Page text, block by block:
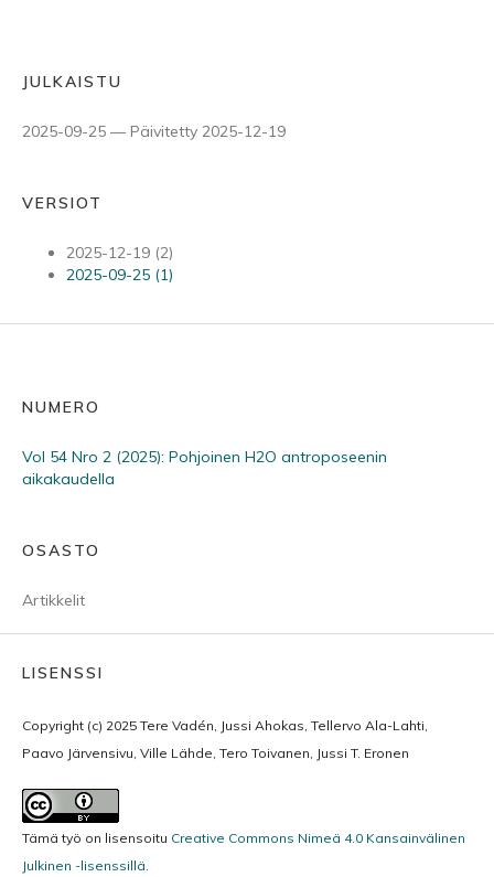
JULKAISTU
2025-09-25 — Päivitetty 2025-12-19
VERSIOT
2025-12-19 (2)
2025-09-25 (1)
NUMERO
Vol 54 Nro 2 (2025): Pohjoinen H2O antroposeenin
aikakaudella
OSASTO
Artikkelit
LISENSSI
Copyright (c) 2025 Tere Vadén, Jussi Ahokas, Tellervo Ala-Lahti,
Paavo Järvensivu, Ville Lähde, Tero Toivanen, Jussi T. Eronen
Tämä työ on lisensoitu Creative Commons Nimeä 4.0 Kansainvälinen
Julkinen -lisenssillä